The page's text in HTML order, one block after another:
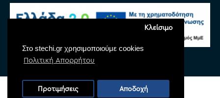
Στο stechi.gr χρησιμοποιούμε cookies
Πολιτική Απορρήτου
Κλείσιμο
Προτιμήσεις Αποδοχή
Copyright © 2022 Stechi, All Rights Reserved
Powered by
Monoware Web